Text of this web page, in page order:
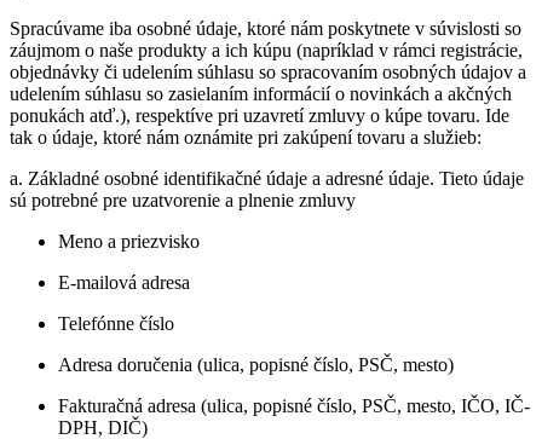
Spracúvame iba osobné údaje, ktoré nám poskytnete v súvislosti so
záujmom o naše produkty a ich kúpu (napríklad v rámci registrácie,
objednávky či udelením súhlasu so spracovaním osobných údajov a
udelením súhlasu so zasielaním informácií o novinkách a akčných
ponukách atď.), respektíve pri uzavretí zmluvy o kúpe tovaru. Ide
tak o údaje, ktoré nám oznámite pri zakúpení tovaru a služieb:
a. Základné osobné identifikačné údaje a adresné údaje. Tieto údaje
sú potrebné pre uzatvorenie a plnenie zmluvy
Meno a priezvisko
E-mailová adresa
Telefónne číslo
Adresa doručenia (ulica, popisné číslo, PSČ, mesto)
Fakturačná adresa (ulica, popisné číslo, PSČ, mesto, IČO, IČ-
DPH, DIČ)